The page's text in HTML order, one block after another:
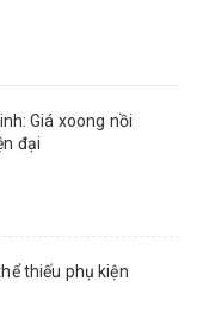
Giá xoong nồi
đại
thiếu phụ kiện